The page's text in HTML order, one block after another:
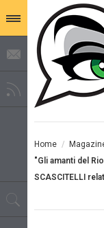
Home /
"Gli amanti del
SCASCITELLI